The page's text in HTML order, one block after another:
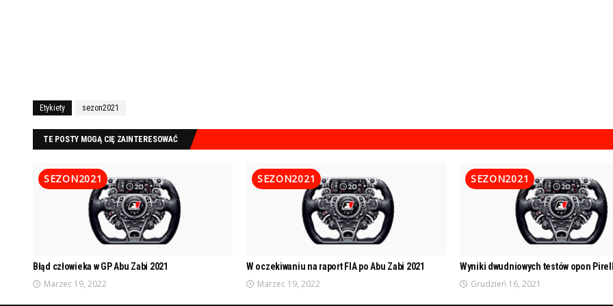
Etykiety sezon2021
TE POSTY MOGĄ CIĘ ZAINTERESOWAĆ
SEZON2021
Błąd człowieka w GP Abu Zabi 2021
Marzec 19, 2022
SEZON2021
W oczekiwaniu na raport FIA po Abu Zabi 2021
Marzec 19, 2022
SEZON2021
Wyniki dwudniowych testów opon
Grudzień 16, 2021